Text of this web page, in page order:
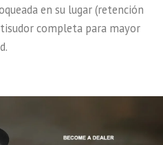
en su lugar (retención
completa para mayor